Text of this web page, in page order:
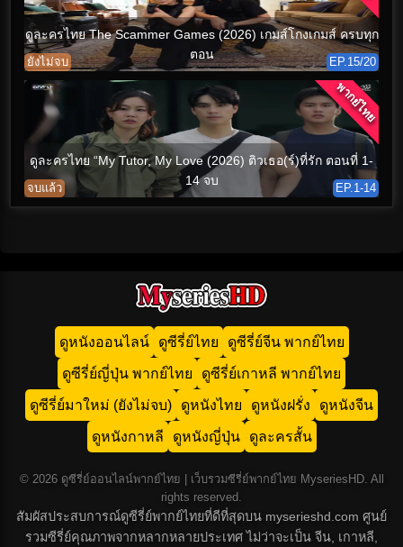
ดูละครไทย The Scammer Games (2026) เกมส์โกงเกมส์ ครบทุก
ตอน
ยังไม่จบ EP.15/20
ดูละครไทย “My Tutor, My Love (2026) ติวเธอ(ร์)ที่รัก ตอนที่ 1-
14 จบ
จบแล้ว EP.1-14
พากย์ไทย
ดูหนังออนไลน์ ดูซีรี่ย์ไทย ดูซีรี่ย์จีน พากย์ไทย
ดูซีรี่ย์ญี่ปุ่น พากย์ไทย ดูซีรี่ย์เกาหลี พากย์ไทย
ดูซีรี่ย์มาใหม่ (ยังไม่จบ) ดูหนังไทย ดูหนังฝรั่ง ดูหนังจีน
ดูหนังกาหลี ดูหนังญี่ปุ่น ดูละครสั้น
© 2026 ดูซีรี่ย์ออนไลน์พากย์ไทย | เว็บรวมซีรี่ย์พากย์ไทย MyseriesHD. All
rights reserved.
สัมผัสประสบการณ์ดูซีรี่ย์พากย์ไทยที่ดีที่สุดบน myserieshd.com ศูนย์
รวมซีรี่ย์คุณภาพจากหลากหลายประเทศ ไม่ว่าจะเป็น จีน, เกาหลี,